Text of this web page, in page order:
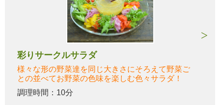
彩りサークルサラダ
様々な形の野菜達を同じ大きさにそろえて野菜ご
との並べてお野菜の色味を楽しむ色々サラダ！
調理時間：10分